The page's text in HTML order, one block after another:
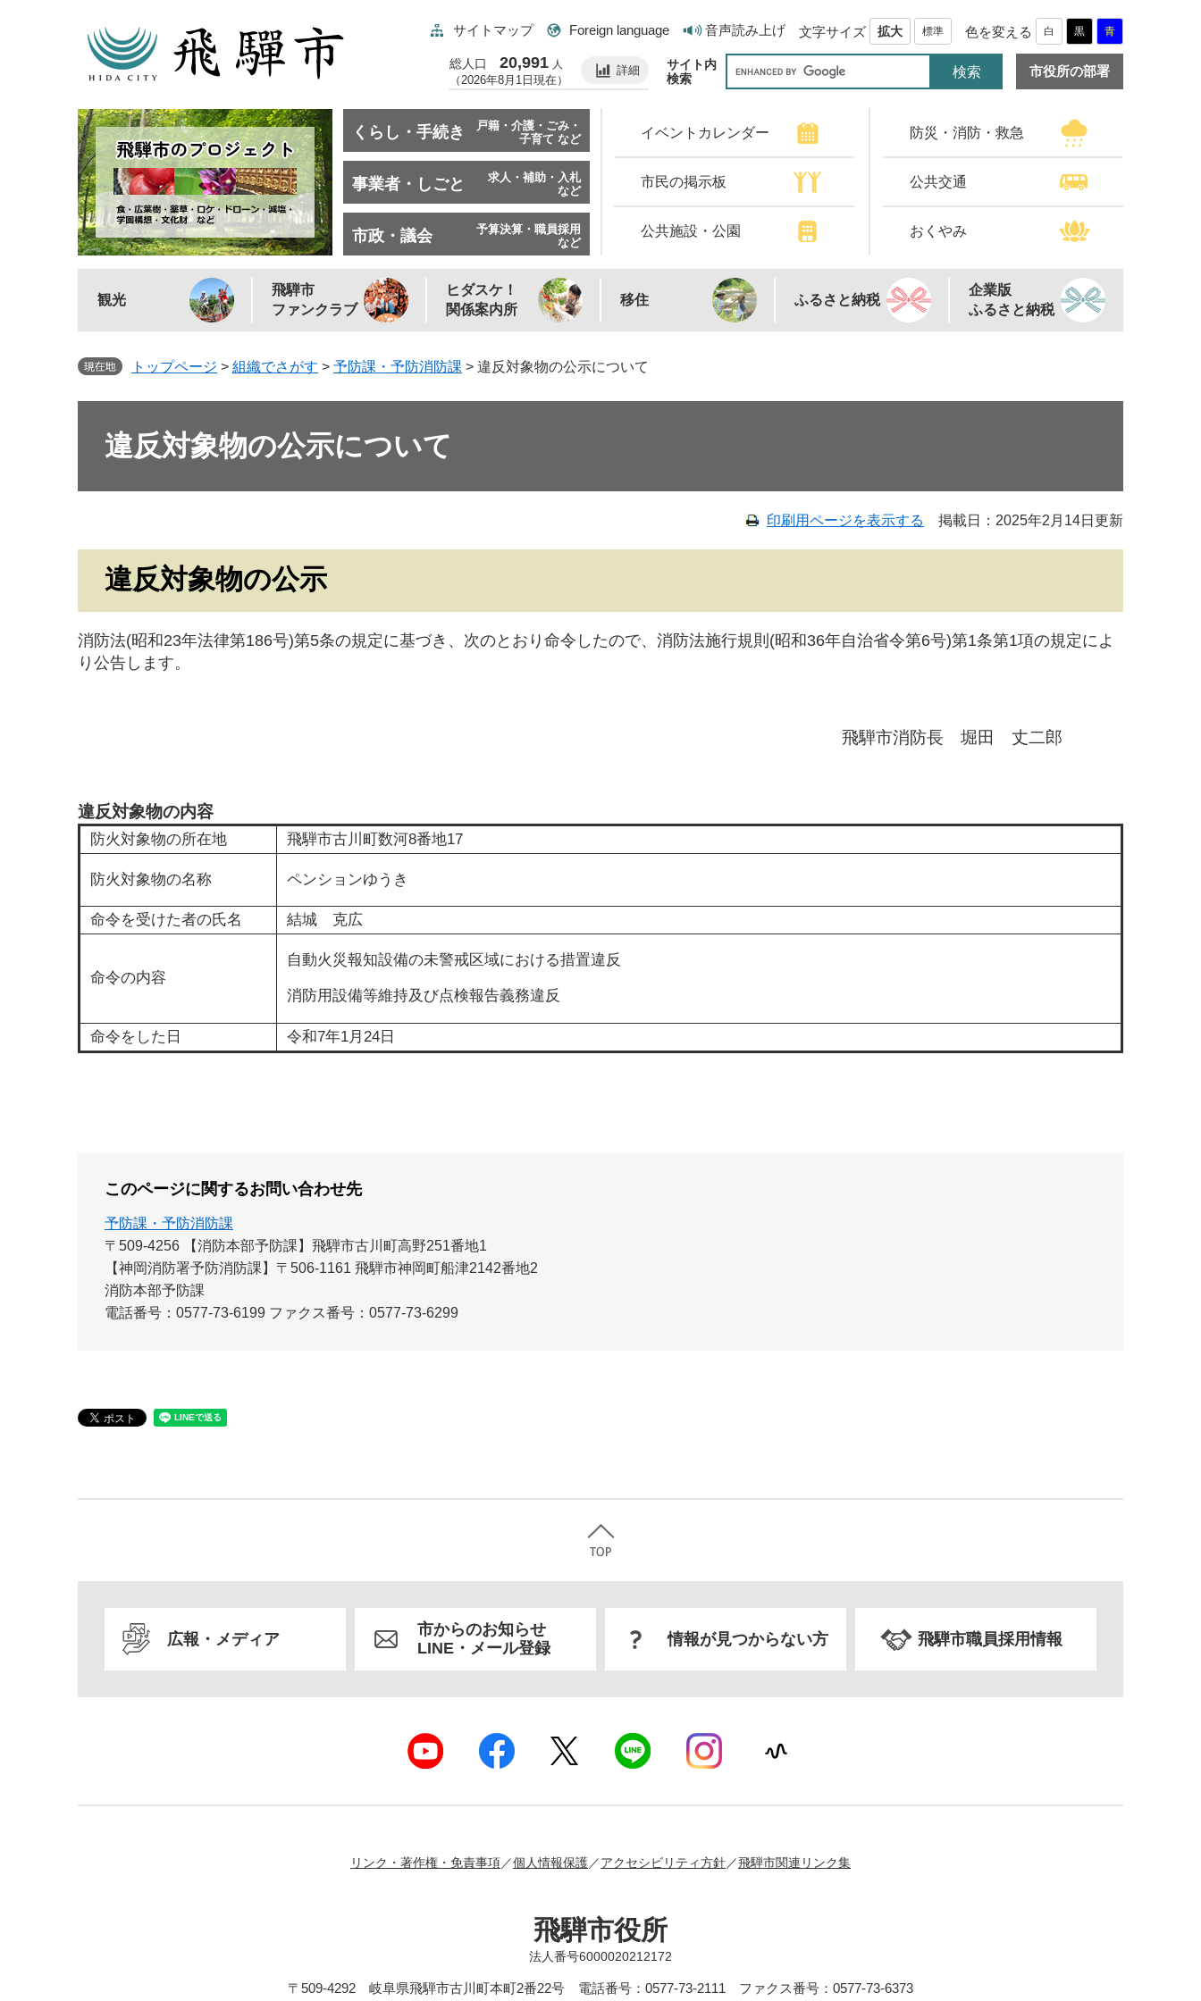
サイトマップ Foreign language 音声読み上げ 文字サイズ 拡大 標準 色を変える 白 黒 青
総人口 20,991 人
（2026年8月1日現在）
詳細
サイト内
検索
市役所の部署
くらし・手続き
戸籍・介護・ごみ・
子育て など
事業者・しごと
求人・補助・入札
など
市政・議会
予算決算・職員採用
など
イベントカレンダー 防災・消防・救急
市民の掲示板 公共交通
公共施設・公園 おくやみ
観光
飛騨市
ファンクラブ
ヒダスケ！
関係案内所
移住 ふるさと納税
企業版
ふるさと納税
トップページ > 組織でさがす > 予防課・予防消防課 > 違反対象物の公示について
違反対象物の公示について
印刷用ページを表示する 掲載日：2025年2月14日更新
違反対象物の公示
消防法(昭和23年法律第186号)第5条の規定に基づき、次のとおり命令したので、消防法施行規則(昭和36年自治省令第6号)第1条第1項の規定によ
り公告します。
飛騨市消防長 堀田 丈二郎
違反対象物の内容
防火対象物の所在地 飛騨市古川町数河8番地17
防火対象物の名称 ペンションゆうき
命令を受けた者の氏名 結城 克広
命令の内容
自動火災報知設備の未警戒区域における措置違反
消防用設備等維持及び点検報告義務違反
命令をした日 令和7年1月24日
このページに関するお問い合わせ先
予防課・予防消防課
〒509-4256
【消防本部予防課】飛騨市古川町高野251番地1
【神岡消防署予防消防課】〒506-1161 飛騨市神岡町船津2142番地2
消防本部予防課
電話番号：0577-73-6199 ファクス番号：0577-73-6299
広報・メディア
市からのお知らせ
LINE・メール登録
情報が見つからない方 飛騨市職員採用情報
リンク・著作権・免責事項 個人情報保護 アクセシビリティ方針 飛騨市関連リンク集
飛騨市役所
法人番号6000020212172
〒509-4292 岐阜県飛騨市古川町本町2番22号 電話番号：0577-73-2111 ファクス番号：0577-73-6373